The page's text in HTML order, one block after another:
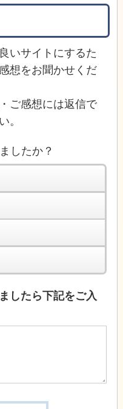
いサイトにするた
想をお聞かせくだ
ご感想には返信で
。
したか？
したら下記をご入